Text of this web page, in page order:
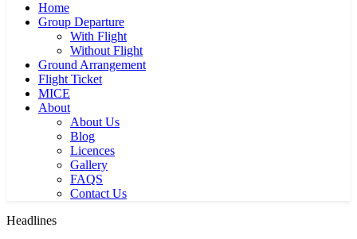
Home
Group Departure
With Flight
Without Flight
Ground Arrangement
Flight Ticket
MICE
About
About Us
Blog
Licences
Gallery
FAQS
Contact Us
Headlines